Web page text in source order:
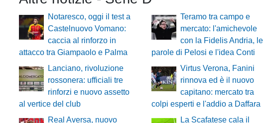
Notaresco, oggi il test a
Castelnuovo Vomano:
caccia al rinforzo in
attacco tra Giampaolo e Palma
Teramo tra campo e
mercato: l'amichevole
con la Fidelis Andria, le
parole di Pelosi e l'idea Conti
Lanciano, rivoluzione
rossonera: ufficiali tre
rinforzi e nuovo assetto
al vertice del club
Virtus Verona, Fanini
rinnova ed è il nuovo
capitano: mercato tra
colpi esperti e l'addio a Daffara
Real Aversa, nuovo
La Scafatese cala il